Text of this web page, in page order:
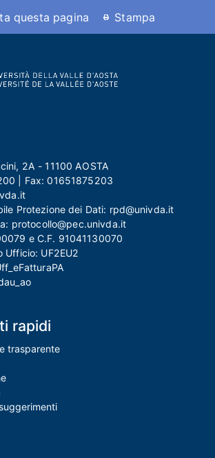
questa pagina Stampa
2A - 11100 AOSTA
| Fax:01651875203
Protezione dei Dati: rpd@univda.it
protocollo@pec.univda.it
e C.F. 91041130070
Ufficio: UF2EU2
rapidi
trasparente